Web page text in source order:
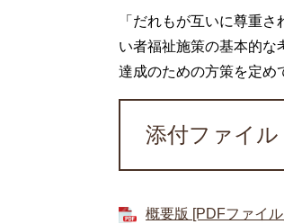
「だれもが互いに尊重
い者福祉施策の基本的な
達成のための方策を定め
添付ファイル
概要版 [PDFファイ